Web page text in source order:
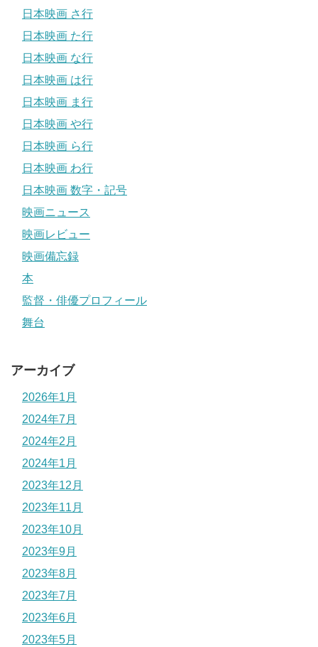
日本映画 さ行
日本映画 た行
日本映画 な行
日本映画 は行
日本映画 ま行
日本映画 や行
日本映画 ら行
日本映画 わ行
日本映画 数字・記号
映画ニュース
映画レビュー
映画備忘録
本
監督・俳優プロフィール
舞台
アーカイブ
2026年1月
2024年7月
2024年2月
2024年1月
2023年12月
2023年11月
2023年10月
2023年9月
2023年8月
2023年7月
2023年6月
2023年5月